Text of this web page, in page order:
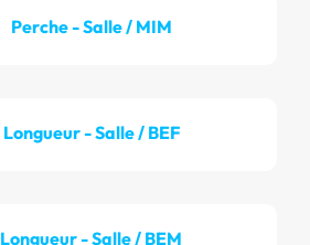
Perche - Salle / MIM
Longueur - Salle / BEF
Longueur - Salle / BEM